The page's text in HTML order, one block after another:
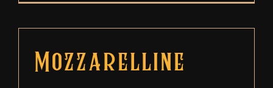
Mozzarelline